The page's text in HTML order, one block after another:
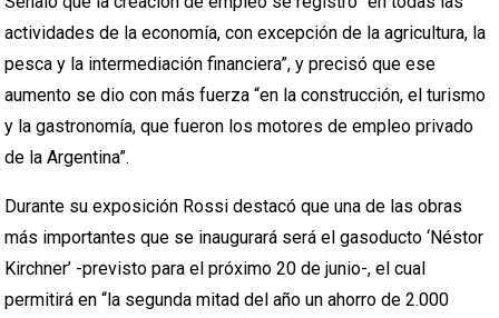
actividades de la economía, con excepción de la agricultura, la
pesca y la intermediación financiera”, y precisó que ese
aumento se dio con más fuerza “en la construcción, el turismo
y la gastronomía, que fueron los motores de empleo privado
de la Argentina”.
Durante su exposición Rossi destacó que una de las obras
más importantes que se inaugurará será el gasoducto ‘Néstor
Kirchner’ -previsto para el próximo 20 de junio-, el cual
permitirá en “la segunda mitad del año un ahorro de 2.000